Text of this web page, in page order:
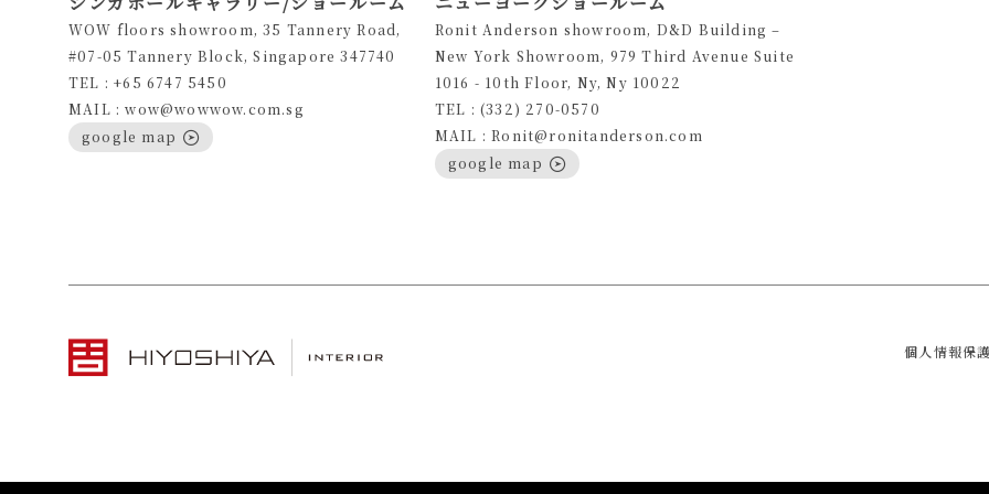
WOW floors showroom, 35 Tannery Road,
#07-05 Tannery Block, Singapore 347740
TEL : +65 6747 5450
MAIL : wow@wowwow.com.sg
google map
Ronit Anderson showroom, D&D Building –
New York Showroom, 979 Third Avenue Suite
1016 - 10th Floor, Ny, Ny 10022
TEL : (332) 270-0570
MAIL : Ronit@ronitanderson.com
google map
個人情報保